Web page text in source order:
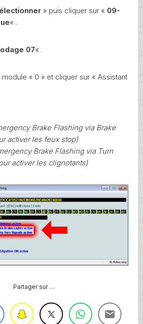
» puis cliquer sur « 09-
« .
07« .
« 0 » et cliquer sur « Assistant
Brake Flashing via Brake
activer les feux stop)
Brake Flashing via Turn
activer les clignotants)
Partager sur …